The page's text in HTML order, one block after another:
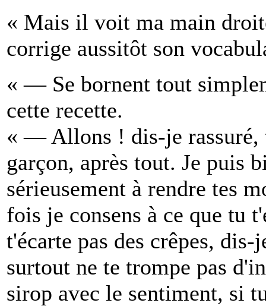
« Mais il voit ma main
corrige aussitôt son
« — Se bornent tout
cette recette.
« — Allons ! dis-je rassuré,
garçon, après tout. Je puis
sérieusement à rendre tes
fois je consens à ce que tu
t'écarte pas des crêpes,
surtout ne te trompe pas
sirop avec le sentiment, si